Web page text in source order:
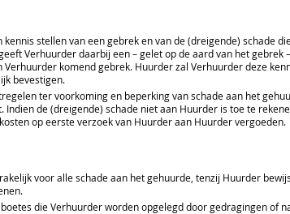
stellen van een gebrek en van de (dreigende) schade
Verhuurder daarbij een – gelet op de aard van het
komend gebrek. Huurder zal Verhuurder deze
bevestigen.
ter voorkoming en beperking van schade aan het
de (dreigende) schade niet aan Huurder is toe te
op eerste verzoek van Huurder aan Huurder vergoeden.
voor alle schade aan het gehuurde, tenzij Huurder
die Verhuurder worden opgelegd door gedragingen of